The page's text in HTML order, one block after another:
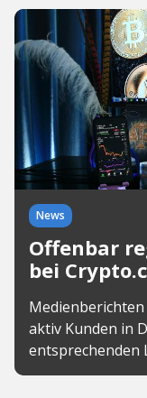
News
Offenbar
bei
aktiv Kunden in
entsprechenden